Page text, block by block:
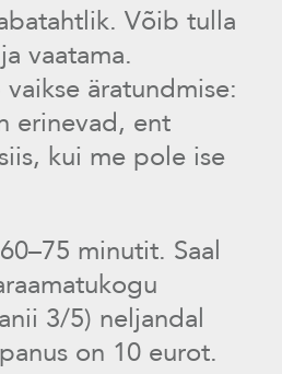
Võib tulla
vaatama.
äratundmise:
erinevad, ent
kui me pole ise
minutit. Saal
3/5) neljandal
on 10 eurot.